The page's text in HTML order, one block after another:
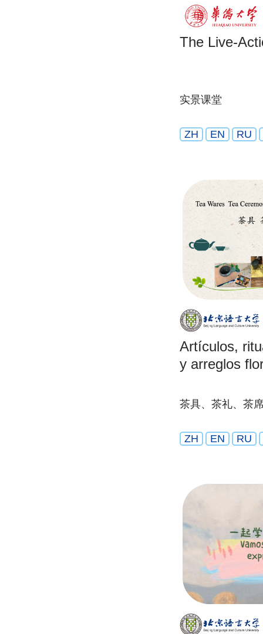
The Live-
实景课堂
ZH EN RU
Artículos,
y arreglos
茶具、茶礼、茶
ZH EN RU